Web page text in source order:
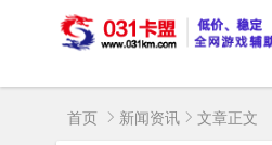
首页 新闻资讯 文章正文